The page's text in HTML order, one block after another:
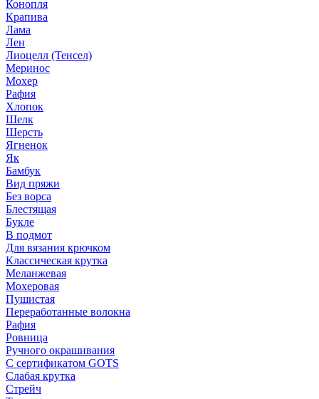
Конопля
Крапива
Лама
Лен
Лиоцелл (Тенсел)
Меринос
Мохер
Рафия
Хлопок
Шелк
Шерсть
Ягненок
Як
Бамбук
Вид пряжи
Без ворса
Блестящая
Букле
В подмот
Для вязания крючком
Классическая крутка
Меланжевая
Мохеровая
Пушистая
Переработанные волокна
Рафия
Ровница
Ручного окрашивания
С сертификатом GOTS
Слабая крутка
Стрейч